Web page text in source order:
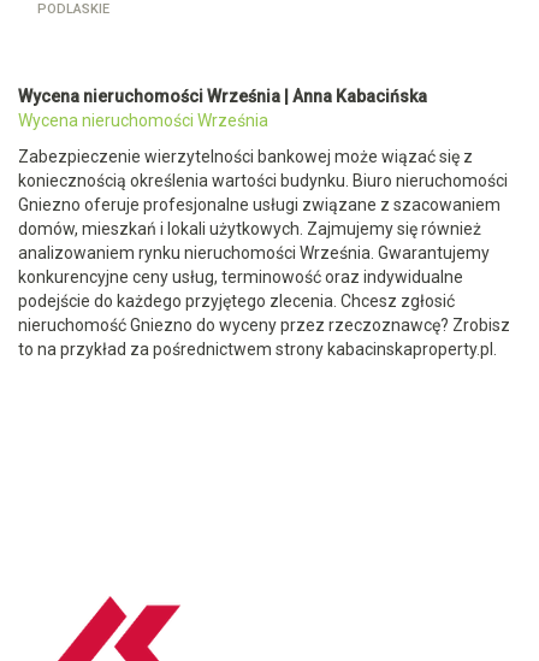
PODLASKIE
Wycena nieruchomości Września | Anna Kabacińska
Wycena nieruchomości Września
Zabezpieczenie wierzytelności bankowej może wiązać się z
koniecznością określenia wartości budynku. Biuro nieruchomości
Gniezno oferuje profesjonalne usługi związane z szacowaniem
domów, mieszkań i lokali użytkowych. Zajmujemy się również
analizowaniem rynku nieruchomości Września. Gwarantujemy
konkurencyjne ceny usług, terminowość oraz indywidualne
podejście do każdego przyjętego zlecenia. Chcesz zgłosić
nieruchomość Gniezno do wyceny przez rzeczoznawcę? Zrobisz
to na przykład za pośrednictwem strony kabacinskaproperty.pl.